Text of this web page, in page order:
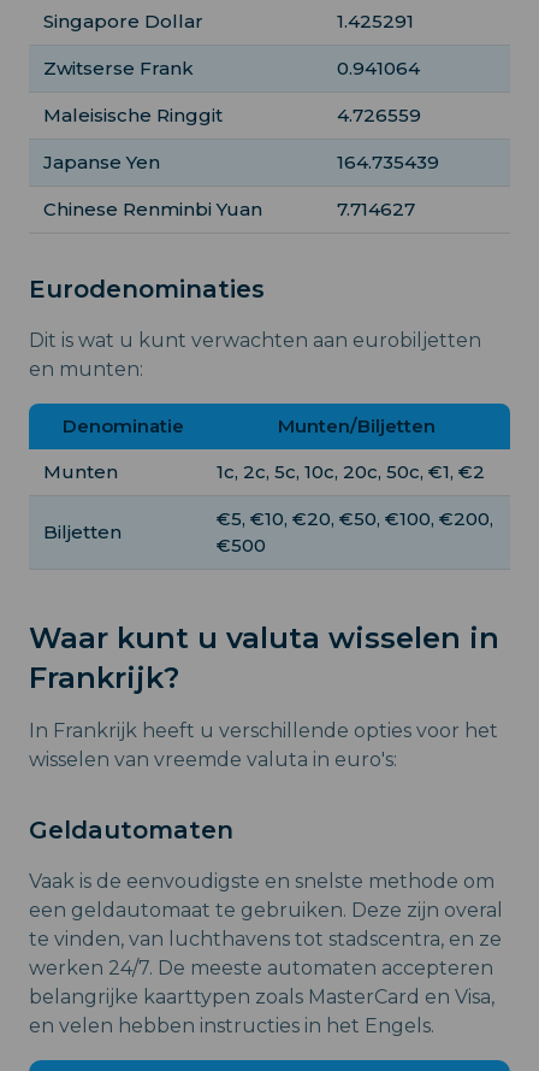
Singapore Dollar 1.425291
Zwitserse Frank 0.941064
Maleisische Ringgit 4.726559
Japanse Yen 164.735439
Chinese Renminbi Yuan 7.714627
Eurodenominaties
Dit is wat u kunt verwachten aan eurobiljetten
en munten:
Denominatie
Munten/Biljetten
Munten
1c, 2c, 5c, 10c, 20c, 50c, €1, €2
Biljetten
€5, €10, €20, €50, €100, €200,
€500
Waar kunt u valuta wisselen in
Frankrijk?
In Frankrijk heeft u verschillende opties voor het
wisselen van vreemde valuta in euro's:
Geldautomaten
Vaak is de eenvoudigste en snelste methode om
een geldautomaat te gebruiken. Deze zijn overal
te vinden, van luchthavens tot stadscentra, en ze
werken 24/7. De meeste automaten accepteren
belangrijke kaarttypen zoals MasterCard en Visa,
en velen hebben instructies in het Engels.